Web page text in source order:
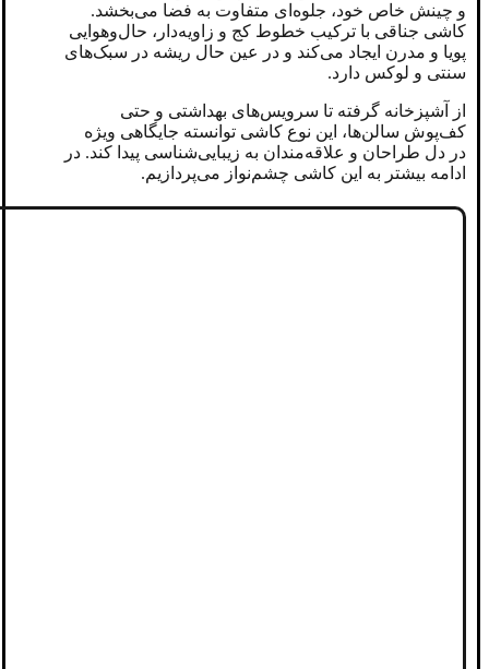
و چینش خاص خود، جلوه‌ای متفاوت به فضا می‌بخشد.
کاشی جناقی با ترکیب خطوط کج و زاویه‌دار، حال‌و‌هوایی
پویا و مدرن ایجاد می‌کند و در عین حال ریشه در سبک‌های
سنتی و لوکس دارد.
از آشپزخانه گرفته تا سرویس‌های بهداشتی و حتی
کف‌پوش‌ سالن‌ها، این نوع کاشی توانسته جایگاهی ویژه
در دل طراحان و علاقه‌مندان به زیبایی‌شناسی پیدا کند. در
ادامه بیشتر به این کاشی چشم‌نواز می‌پردازیم.